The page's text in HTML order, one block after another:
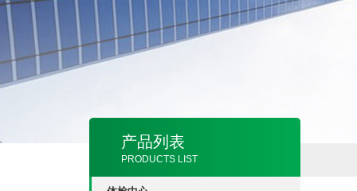
产品列表
PRODUCTS LIST